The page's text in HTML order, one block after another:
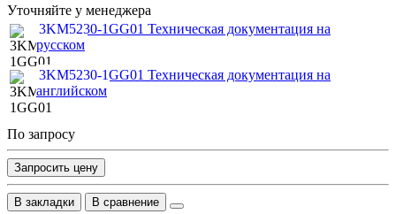
Уточняйте у менеджера
3KM5230-1GG01 Техническая документация на
русском
3KM5230-1GG01 Техническая документация на
английском
По запросу
Запросить цену
В закладки В сравнение